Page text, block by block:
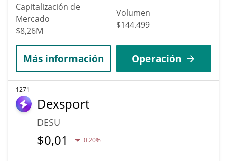
Capitalización de
Mercado
$8,26M
Volumen
$144.499
Más información Operación
1271
Dexsport
DESU
$0,01 0.20%